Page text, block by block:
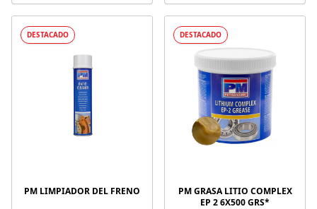
DESTACADO
PM LIMPIADOR DEL FRENO
DESTACADO
PM GRASA LITIO COMPLEX
EP 2 6X500 GRS*